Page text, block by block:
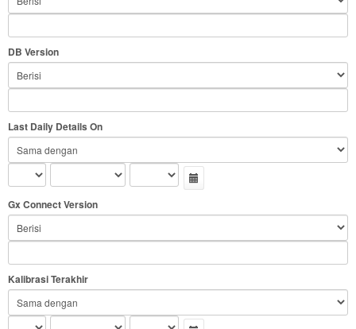
DB Version
Last Daily Details On
Gx Connect Version
Kalibrasi Terakhir